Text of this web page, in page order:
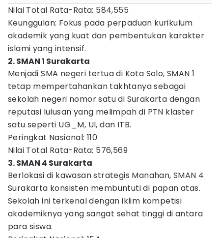
Nilai Total Rata-Rata: 584,555
Keunggulan: Fokus pada perpaduan kurikulum
akademik yang kuat dan pembentukan karakter
islami yang intensif.
2. SMAN 1 Surakarta
Menjadi SMA negeri tertua di Kota Solo, SMAN 1
tetap mempertahankan takhtanya sebagai
sekolah negeri nomor satu di Surakarta dengan
reputasi lulusan yang melimpah di PTN klaster
satu seperti UG_M, UI, dan ITB.
Peringkat Nasional: 110
Nilai Total Rata-Rata: 576,569
3. SMAN 4 Surakarta
Berlokasi di kawasan strategis Manahan, SMAN 4
Surakarta konsisten membuntuti di papan atas.
Sekolah ini terkenal dengan iklim kompetisi
akademiknya yang sangat sehat tinggi di antara
para siswa.